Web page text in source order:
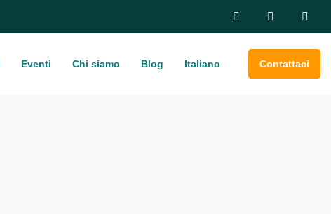
Eventi Chi siamo Blog Italiano Contattaci